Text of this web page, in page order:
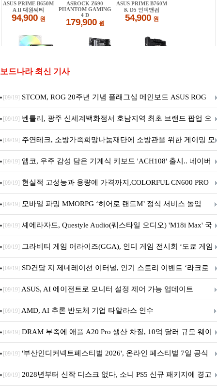
보드나라 최신 기사
[09/19] STCOM, ROG 20주년 기념 플래그십 메인보드 ASUS ROG
Crosshair X870E EDITION 20 국내 출시 예정
[09/19] 벤틀리, 광주 신세계백화점서 호남지역 최초 브랜드 팝업 오
픈
[09/19] 주연테크, 소방가족희망나눔재단에 소방관을 위한 게이밍 모
니터·스마트 펫 침대 기부
[09/19] 앱코, 우주 감성 담은 기계식 키보드 'ACH108' 출시.. 네이버
브랜드데이 기획전 진행
[09/19] 현실적 고성능과 용량에 가격까지,COLORFUL CN600 PRO
M.2 NVMe 디앤디컴 1TB
[09/19] 모바일 파밍 MMORPG ‘히어로 랜드M’ 정식 서비스 돌입
[09/19] 셰에라자드, Questyle Audio(퀘스타일 오디오) 'M18i Max' 국
내 정식 출시
[09/19] 그라비티 게임 어라이즈(GGA), 인디 게임 전시회 ‘도쿄 게임
던전 13’ 참가!
[09/19] SD건담 지 제네레이션 이터널, 인기 스토리 이벤트 ‘라크로
아의 용사’ 재개최 및 풍성한 기념 이벤트 실시!
[09/19] ASUS, AI 에이전트로 모니터 설정 제어 가능 업데이트
[09/19] AMD, AI 추론 반도체 기업 타알라스 인수
[09/19] DRAM 부족에 애플 A20 Pro 생산 차질, 10억 달러 규모 웨이
퍼 대기
[09/19] '부산인디커넥트페스티벌 2026', 온라인 페스티벌 7일 공식
개막... 22일간 진행
[09/19] 2028년부터 신작 디스크 없다, 소니 PS5 신규 패키지에 경고